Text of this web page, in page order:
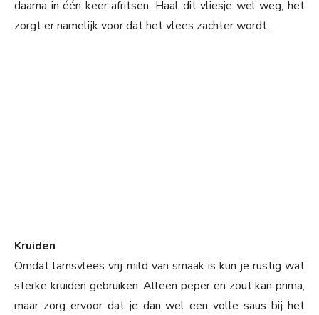
daarna in één keer afritsen. Haal dit vliesje wel weg, het
zorgt er namelijk voor dat het vlees zachter wordt.
Kruiden
Omdat lamsvlees vrij mild van smaak is kun je rustig wat
sterke kruiden gebruiken. Alleen peper en zout kan prima,
maar zorg ervoor dat je dan wel een volle saus bij het